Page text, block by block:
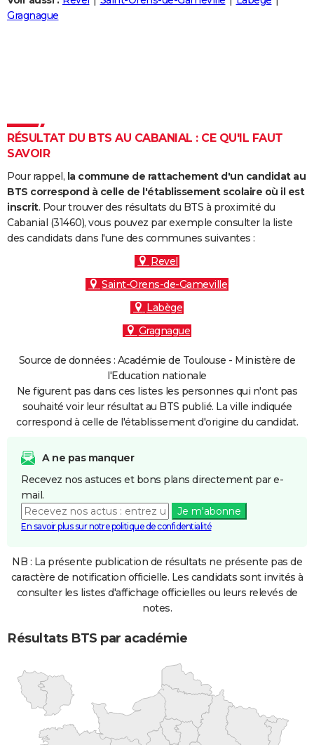
Destinations
City break
Voyage nature
Voyage de noces
Forum
Climat
+
PHOTO
Carte de Noël
Carte Bonne année
Carte Saint-Valentin
Carte Pâques
Carte d'anniversaire
DICTIONNAIRE
Dictionnaire
Biographies
Citations
Expressions
Proverbes
PROGRAMME TV
COPAINS D'AVANT
S'inscrire
Se connecter
Lycées
Collèges
Primaires
Universités
Entreprises
Service militaire
Avis de recherche
AVIS DE DÉCÈS
FORUM
Gragnague
RÉSULTAT DU BTS AU CABANIAL : CE QU'IL FAUT
SAVOIR
Pour rappel, la commune de rattachement d'un candidat au
BTS correspond à celle de l'établissement scolaire où il est
inscrit. Pour trouver des résultats du BTS à proximité du
Cabanial (31460), vous pouvez par exemple consulter la liste
des candidats dans l'une des communes suivantes :
Revel
Saint-Orens-de-Gameville
Labège
Gragnague
Source de données : Académie de Toulouse - Ministère de
l'Education nationale
Ne figurent pas dans ces listes les personnes qui n'ont pas
souhaité voir leur résultat au BTS publié. La ville indiquée
correspond à celle de l'établissement d'origine du candidat.
A ne pas manquer
Recevez nos astuces et bons plans directement par e-
mail.
Je m'abonne
En savoir plus sur notre politique de confidentialité
NB : La présente publication de résultats ne présente pas de
caractère de notification officielle. Les candidats sont invités à
consulter les listes d'affichage officielles ou leurs relevés de
notes.
Résultats BTS par académie